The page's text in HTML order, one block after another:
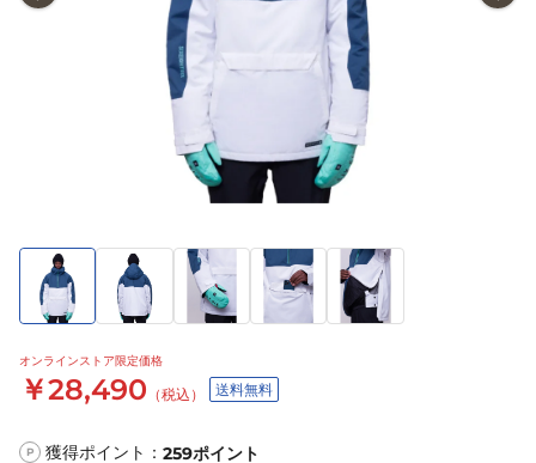
オンラインストア限定価格
￥28,490 （税込） 送料無料
P 獲得ポイント： 259ポイント